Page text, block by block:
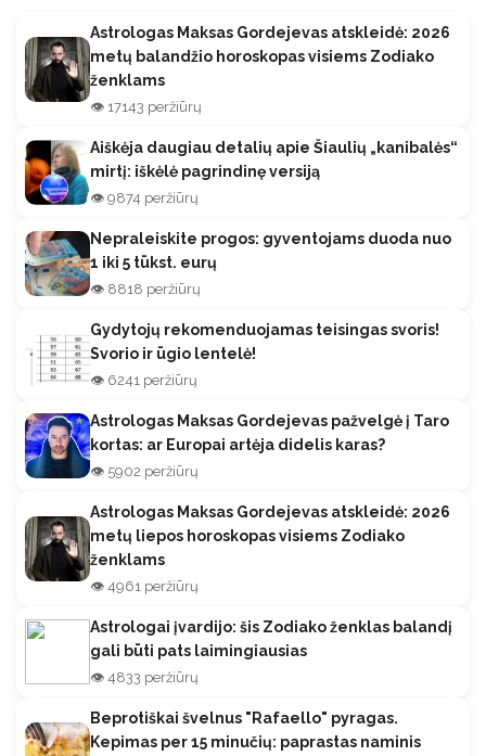
Astrologas Maksas Gordejevas atskleidė: 2026
metų balandžio horoskopas visiems Zodiako
ženklams
👁️ 17143 peržiūrų
Aiškėja daugiau detalių apie Šiaulių „kanibalės“
mirtį: iškėlė pagrindinę versiją
👁️ 9874 peržiūrų
Nepraleiskite progos: gyventojams duoda nuo
1 iki 5 tūkst. eurų
👁️ 8818 peržiūrų
Gydytojų rekomenduojamas teisingas svoris!
Svorio ir ūgio lentelė!
👁️ 6241 peržiūrų
Astrologas Maksas Gordejevas pažvelgė į Taro
kortas: ar Europai artėja didelis karas?
👁️ 5902 peržiūrų
Astrologas Maksas Gordejevas atskleidė: 2026
metų liepos horoskopas visiems Zodiako
ženklams
👁️ 4961 peržiūrų
Astrologai įvardijo: šis Zodiako ženklas balandį
gali būti pats laimingiausias
👁️ 4833 peržiūrų
Beprotiškai švelnus "Rafaello" pyragas.
Kepimas per 15 minučių: paprastas naminis